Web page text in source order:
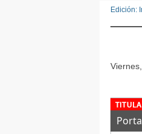
Edición: